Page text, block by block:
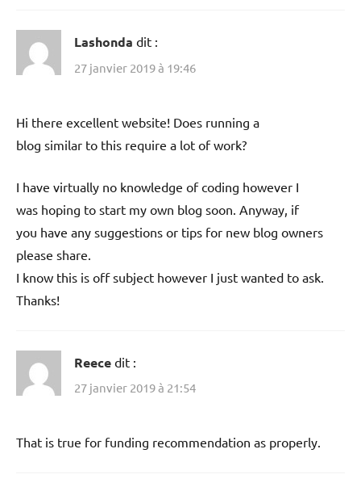
Lashonda dit :
27 janvier 2019 à 19:46
Hi there excellent website! Does running a
blog similar to this require a lot of work?
I have virtually no knowledge of coding however I
was hoping to start my own blog soon. Anyway, if
you have any suggestions or tips for new blog owners
please share.
I know this is off subject however I just wanted to ask.
Thanks!
Reece dit :
27 janvier 2019 à 21:54
That is true for funding recommendation as properly.